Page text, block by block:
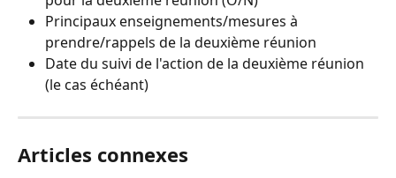
Principaux enseignements/mesures à
prendre/rappels de la deuxième réunion
Date du suivi de l'action de la deuxième réunion
(le cas échéant)
Articles connexes